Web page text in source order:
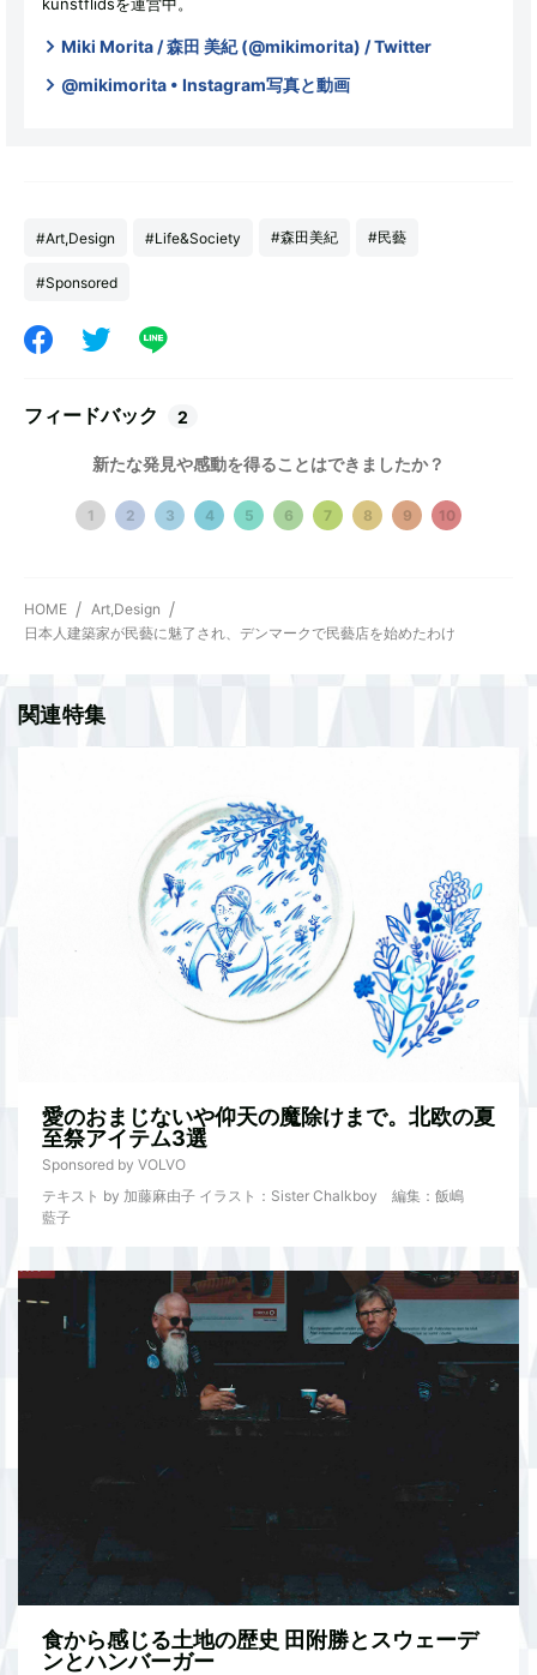
kunstflidsを運営中。
Miki Morita / 森田 美紀 (@mikimorita) / Twitter
@mikimorita • Instagram写真と動画
#Art,Design #Life&Society #森田美紀 #民藝
#Sponsored
フィードバック 2
新たな発見や感動を得ることはできましたか？
1 2 3 4 5 6 7 8 9 10
HOME
Art,Design
日本人建築家が民藝に魅了され、デンマークで民藝店を始めたわけ
関連特集
愛のおまじないや仰天の魔除けまで。北欧の夏
至祭アイテム3選
Sponsored by VOLVO
テキスト by 加藤麻由子 イラスト：Sister Chalkboy 編集：飯嶋
藍子
食から感じる土地の歴史 田附勝とスウェーデ
ンとハンバーガー